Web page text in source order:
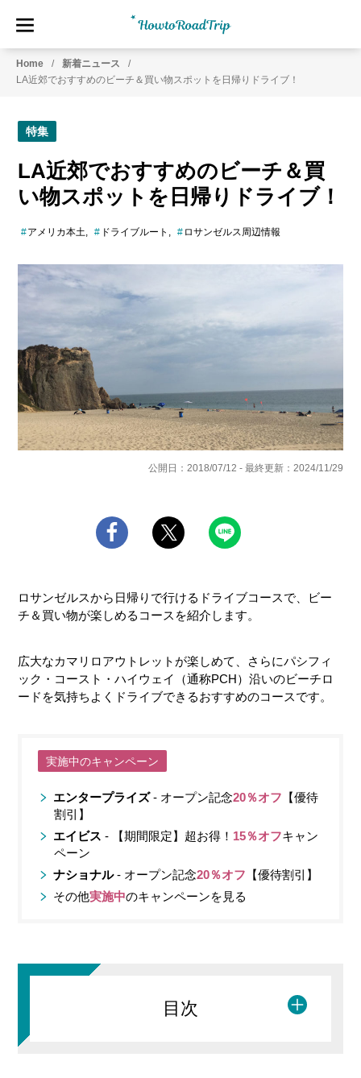
HowtoRoadTrip.com
Home
新着ニュース
LA近郊でおすすめのビーチ＆買い物スポットを日帰りドライブ！
特集
LA近郊でおすすめのビーチ＆買
い物スポットを日帰りドライブ！
アメリカ本土 ドライブルート ロサンゼルス周辺情報
公開日：2018/07/12 - 最終更新：2024/11/29
ロサンゼルスから日帰りで行けるドライブコースで、ビー
チ＆買い物が楽しめるコースを紹介します。
広大なカマリロアウトレットが楽しめて、さらにパシフィ
ック・コースト・ハイウェイ（通称PCH）沿いのビーチロ
ードを気持ちよくドライブできるおすすめのコースです。
実施中のキャンペーン
エンタープライズ- オープン記念20％オフ 【優待
割引】
エイビス- 【期間限定】超お得！ 15％オフキャン
ペーン
ナショナル- オープン記念20％オフ 【優待割引】
その他実施中のキャンペーンを見る
目次